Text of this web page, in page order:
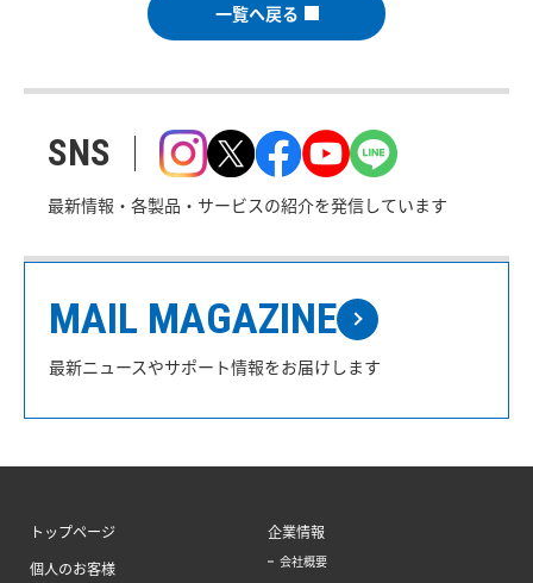
一覧へ戻る
SNS
最新情報・各製品・サービスの紹介を発信しています
MAIL MAGAZINE
最新ニュースやサポート情報をお届けします
トップページ
個人のお客様
企業情報
会社概要